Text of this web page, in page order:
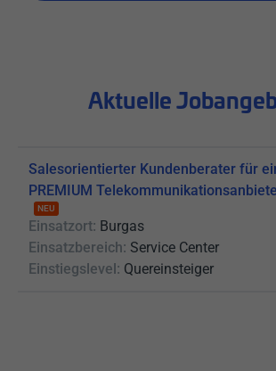
Aktuelle
Salesorientierter Kundenberater für
PREMIUM
NEU
Einsatzort: Burgas
Einsatzbereich: Service Center
Einstiegslevel: Quereinsteiger